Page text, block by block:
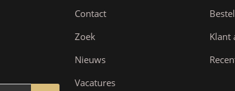
Contact
Zoek
Nieuws
Vacatures
Klant